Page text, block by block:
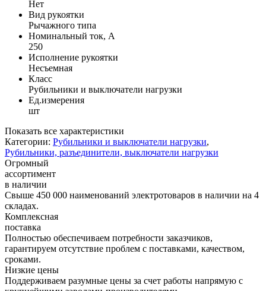
Нет
Вид рукоятки
Рычажного типа
Номинальный ток, А
250
Исполнение рукоятки
Несъемная
Класс
Рубильники и выключатели нагрузки
Ед.измерения
шт
Показать все характеристики
Категории: Рубильники и выключатели нагрузки,
Рубильники, разъединители, выключатели нагрузки
Огромный
ассортимент
в наличии
Свыше 450 000 наименований электротоваров в наличии на 4
складах.
Комплексная
поставка
Полностью обеспечиваем потребности заказчиков,
гарантируем отсутствие проблем с поставками, качеством,
сроками.
Низкие цены
Поддерживаем разумные цены за счет работы напрямую с